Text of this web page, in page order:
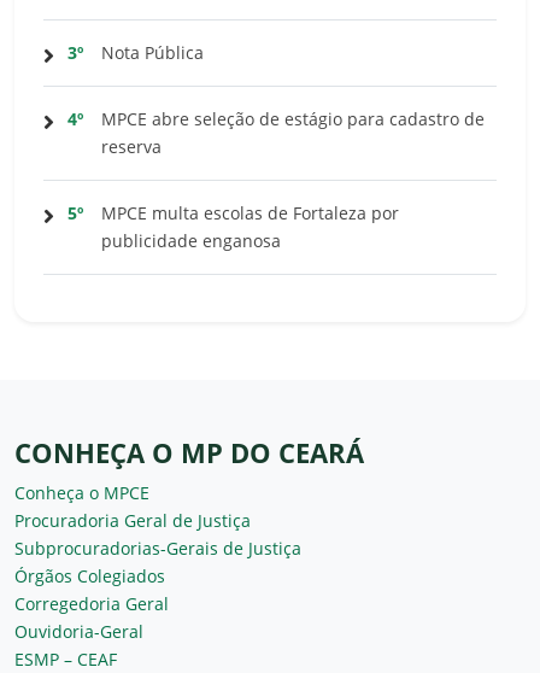
3º Nota Pública
4º
MPCE abre seleção de estágio para cadastro de
reserva
5º
MPCE multa escolas de Fortaleza por
publicidade enganosa
CONHEÇA O MP DO CEARÁ
Conheça o MPCE
Procuradoria Geral de Justiça
Subprocuradorias-Gerais de Justiça
Órgãos Colegiados
Corregedoria Geral
Ouvidoria-Geral
ESMP – CEAF